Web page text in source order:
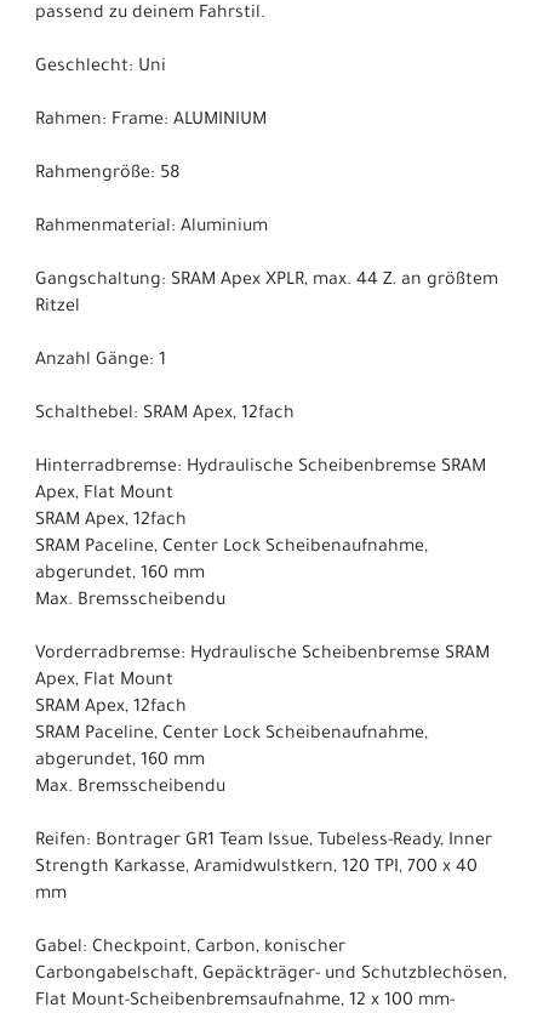
passend zu deinem Fahrstil.
Geschlecht: Uni
Rahmen: Frame: ALUMINIUM
Rahmengröße: 58
Rahmenmaterial: Aluminium
Gangschaltung: SRAM Apex XPLR, max. 44 Z. an größtem
Ritzel
Anzahl Gänge: 1
Schalthebel: SRAM Apex, 12fach
Hinterradbremse: Hydraulische Scheibenbremse SRAM
Apex, Flat Mount
SRAM Apex, 12fach
SRAM Paceline, Center Lock Scheibenaufnahme,
abgerundet, 160 mm
Max. Bremsscheibendu
Vorderradbremse: Hydraulische Scheibenbremse SRAM
Apex, Flat Mount
SRAM Apex, 12fach
SRAM Paceline, Center Lock Scheibenaufnahme,
abgerundet, 160 mm
Max. Bremsscheibendu
Reifen: Bontrager GR1 Team Issue, Tubeless-Ready, Inner
Strength Karkasse, Aramidwulstkern, 120 TPI, 700 x 40
mm
Gabel: Checkpoint, Carbon, konischer
Carbongabelschaft, Gepäckträger- und Schutzblechösen,
Flat Mount-Scheibenbremsaufnahme, 12 x 100 mm-